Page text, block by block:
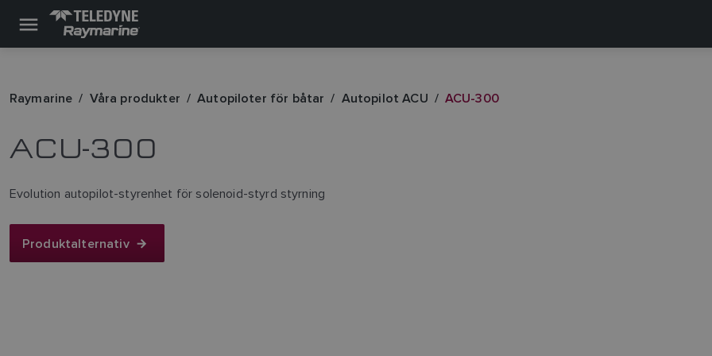
Raymarine Våra produkter Autopiloter för båtar Autopilot ACU ACU-300
ACU-300
Evolution autopilot-styrenhet för solenoid-styrd styrning
Produktalternativ